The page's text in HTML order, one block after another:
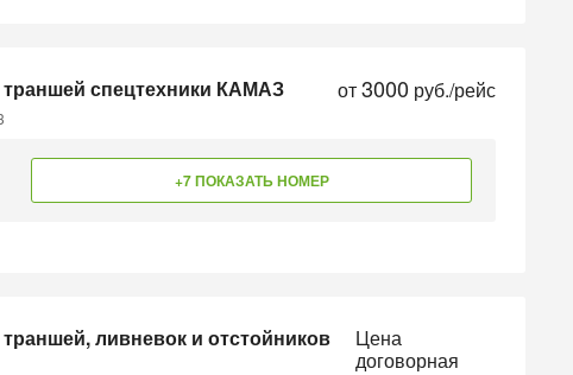
спецтехники КАМАЗ от3000 руб./рейс
+7 ПОКАЗАТЬ НОМЕР
ливневок и отстойников
Цена
договорная